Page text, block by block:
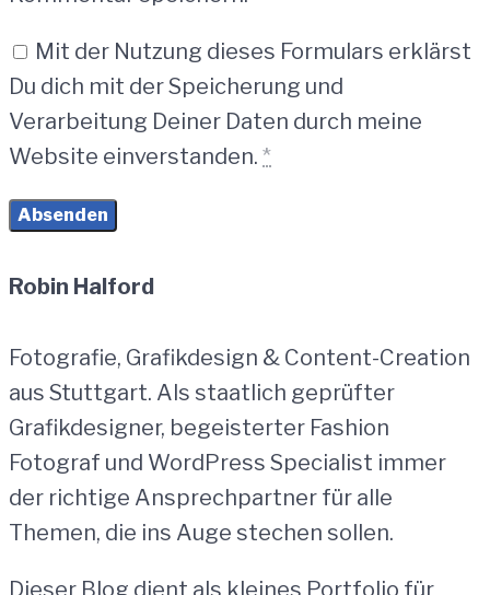
Mit der Nutzung dieses Formulars erklärst
Du dich mit der Speicherung und
Verarbeitung Deiner Daten durch meine
Website einverstanden. *
Robin Halford
Fotografie, Grafikdesign & Content-Creation
aus Stuttgart. Als staatlich geprüfter
Grafikdesigner, begeisterter Fashion
Fotograf und WordPress Specialist immer
der richtige Ansprechpartner für alle
Themen, die ins Auge stechen sollen.
Dieser Blog dient als kleines Portfolio für